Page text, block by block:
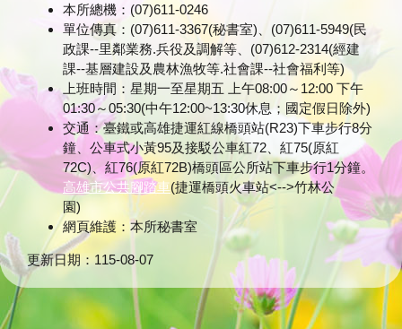
本所總機：(07)611-0246
單位傳真：(07)611-3367(秘書室)、(07)611-5949(民
政課--里鄰業務.兵役及調解等、(07)612-2314(經建
課--基層建設及農林漁牧等.社會課--社會福利等)
上班時間：星期一至星期五 上午08:00～12:00 下午
01:30～05:30(中午12:00~13:30休息；國定假日除外)
交通：臺鐵或高雄捷運紅線橋頭站(R23)下車步行8分
鐘、公車式小黃95及接駁公車紅72、紅75(原紅
72C)、紅76(原紅72B)橋頭區公所站下車步行1分鐘。
高雄市公共腳踏車(捷運橋頭火車站<-->竹林公
園)
網頁維護：本所秘書室
更新日期： 115-08-07